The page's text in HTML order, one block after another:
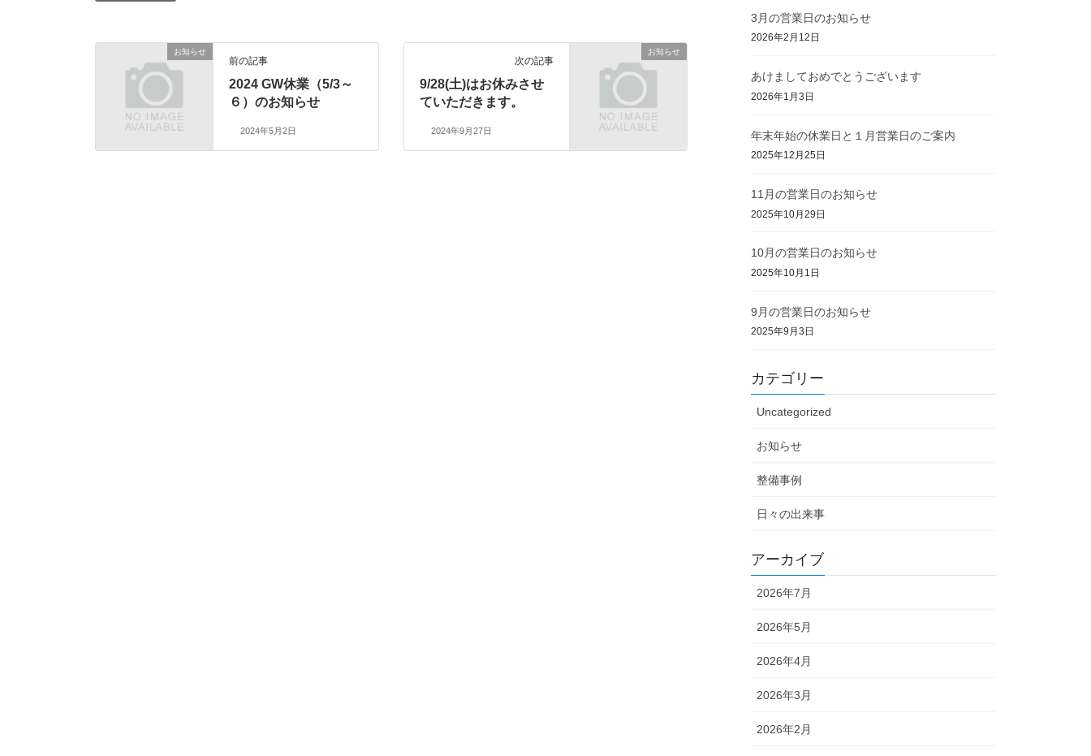
お知らせ
前の記事
2024 GW休業（5/3～
６）のお知らせ
2024年5月2日
お知らせ
次の記事
9/28(土)はお休みさせ
ていただきます。
2024年9月27日
3月の営業日のお知らせ
2026年2月12日
あけましておめでとうございます
2026年1月3日
年末年始の休業日と１月営業日のご案内
2025年12月25日
11月の営業日のお知らせ
2025年10月29日
10月の営業日のお知らせ
2025年10月1日
9月の営業日のお知らせ
2025年9月3日
カテゴリー
Uncategorized
お知らせ
整備事例
日々の出来事
アーカイブ
2026年7月
2026年5月
2026年4月
2026年3月
2026年2月